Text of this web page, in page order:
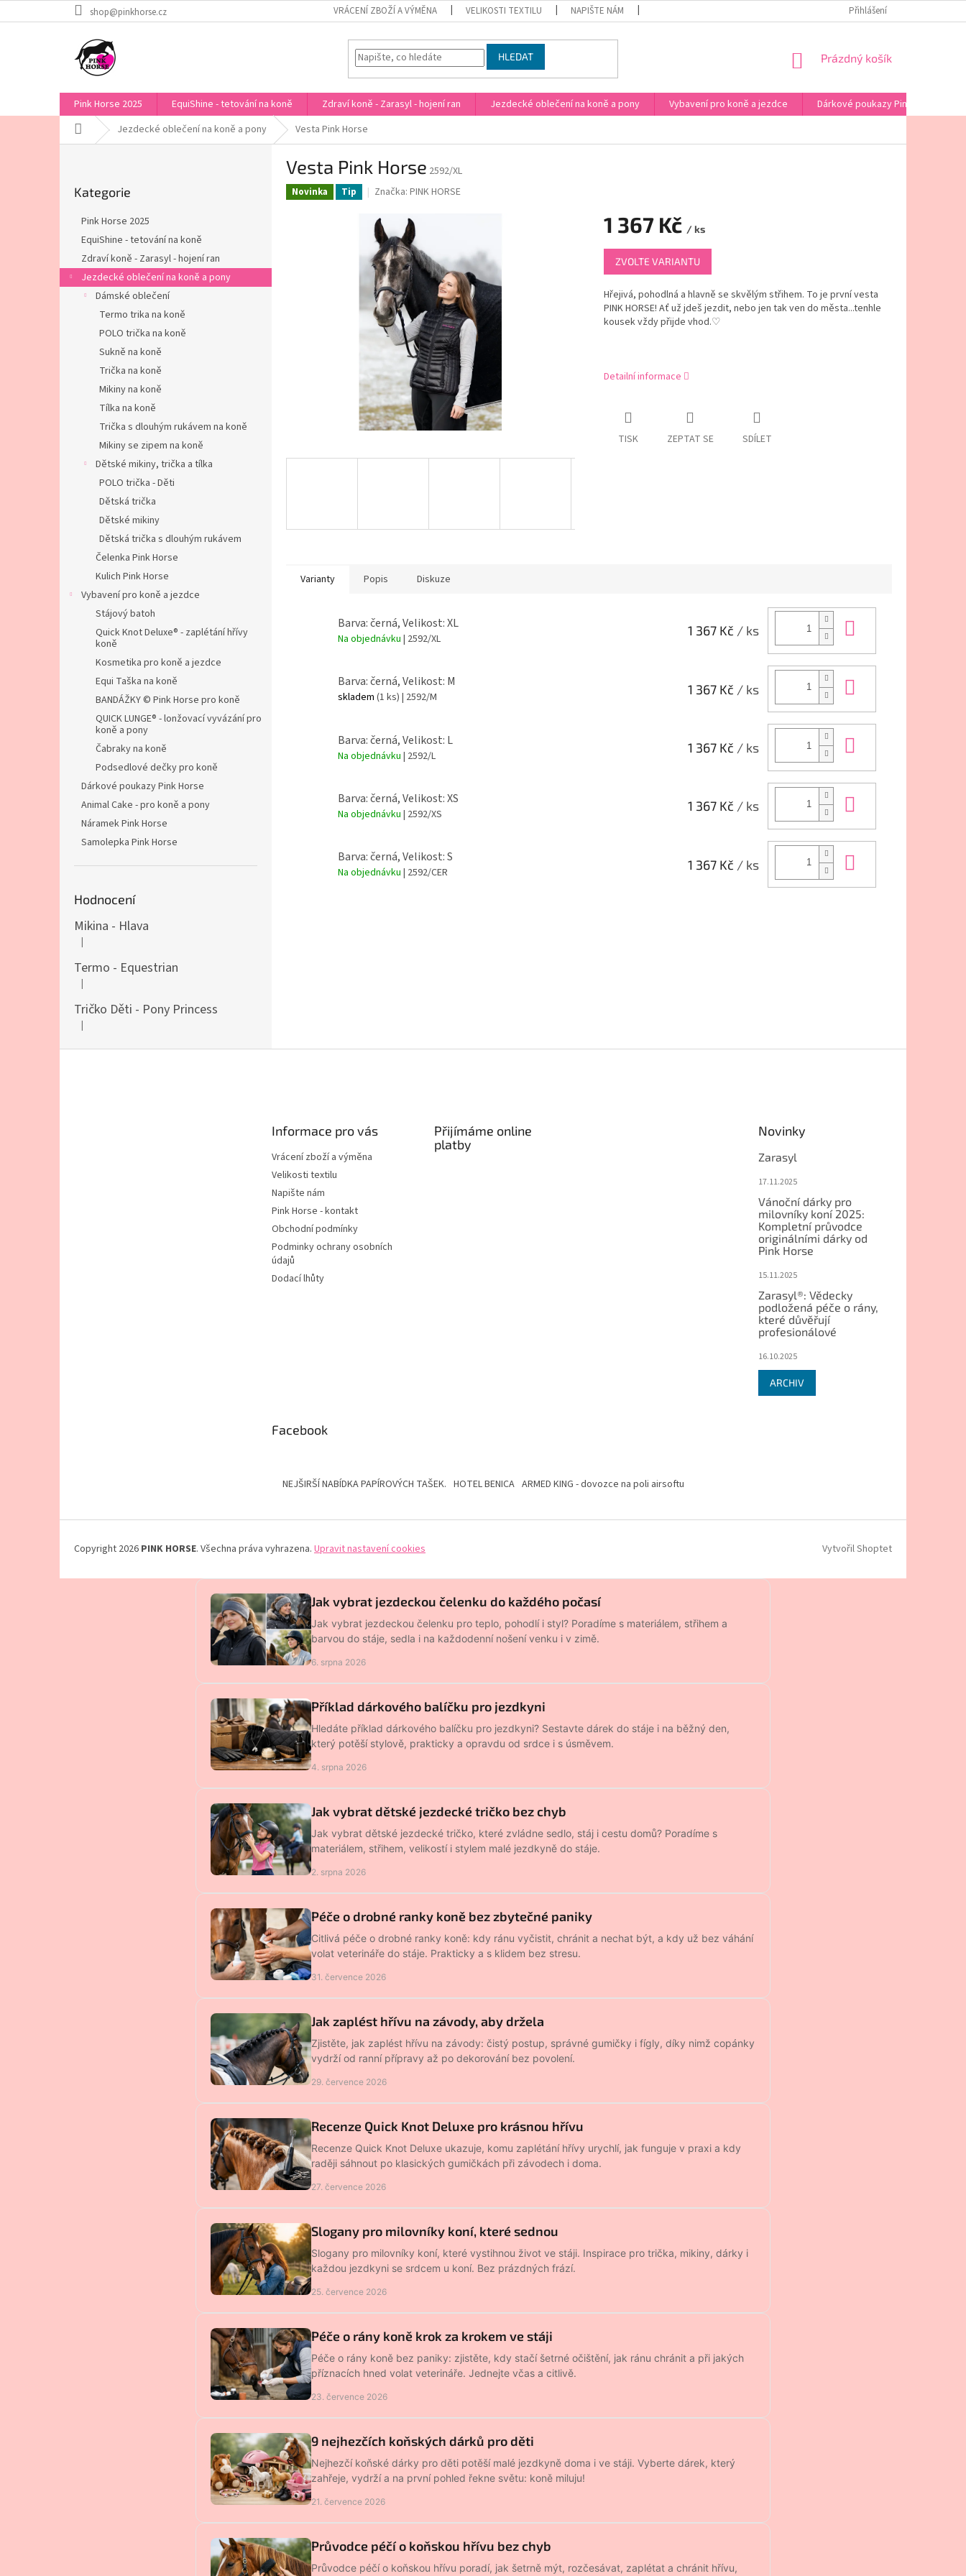
na
shop@pinkhorse.cz VRÁCENÍ ZBOŽÍ A VÝMĚNA VELIKOSTI TEXTILU NAPIŠTE NÁM OBCHODNÍ PODMÍNKYPřihlášení
HLEDAT
NÁKUPNÍ
Prázdný košík
Pink Horse 2025 EquiShine - tetování na koně Zdraví koně - Zarasyl - hojení ran Jezdecké oblečení na koně a pony Vybavení pro koně a jezdce
Dárkové poukazy Pink Horse
Domů Jezdecké oblečení na koně a pony Vesta Pink Horse
kategorie
Kategorie
Pink Horse 2025
EquiShine - tetování na koně
Zdraví koně - Zarasyl - hojení ran
Jezdecké oblečení na koně a pony
Dámské oblečení
Termo trika na koně
POLO trička na koně
Sukně na koně
Trička na koně
Mikiny na koně
Tílka na koně
Trička s dlouhým rukávem na koně
Mikiny se zipem na koně
Dětské mikiny, trička a tílka
POLO trička - Děti
Dětská trička
Dětské mikiny
Dětská trička s dlouhým rukávem
Čelenka Pink Horse
Kulich Pink Horse
Vybavení pro koně a jezdce
Stájový batoh
Quick Knot Deluxe® - zaplétání hřívy
koně
Kosmetika pro koně a jezdce
Equi Taška na koně
BANDÁŽKY © Pink Horse pro koně
QUICK LUNGE® - lonžovací vyvázání pro
koně a pony
Čabraky na koně
Podsedlové dečky pro koně
Dárkové poukazy Pink Horse
Animal Cake - pro koně a pony
Náramek Pink Horse
Samolepka Pink Horse
Hodnocení
Mikina - Hlava
Hodnocení produktu je 4 z 5 hvězdiček.
|
Termo - Equestrian
Hodnocení produktu je 5 z 5 hvězdiček.
|
Tričko Děti - Pony Princess
Hodnocení produktu je 5 z 5 hvězdiček.
|
Vesta Pink Horse 2592/XL
Novinka Tip Značka: PINK HORSE
1 367 Kč / ks
Měrná
cena:
ZVOLTE VARIANTU
Hřejivá, pohodlná a hlavně se skvělým střihem. To je první vesta
PINK HORSE! Ať už jdeš jezdit, nebo jen tak ven do města...tenhle
kousek vždy přijde vhod.♡
Detailní informace
TISK ZEPTAT SE SDÍLET
Varianty Popis Diskuze
Barva: černá, Velikost: XL
Na objednávku | 2592/XL
1 367 Kč / ks
Barva: černá, Velikost: M
skladem (1 ks) | 2592/M
1 367 Kč / ks
Barva: černá, Velikost: L
Na objednávku | 2592/L
1 367 Kč / ks
Barva: černá, Velikost: XS
Na objednávku | 2592/XS
1 367 Kč / ks
Barva: černá, Velikost: S
Na objednávku | 2592/CER
1 367 Kč / ks
Informace pro vás
Vrácení zboží a výměna
Velikosti textilu
Napište nám
Pink Horse - kontakt
Obchodní podmínky
Podminky ochrany osobních
údajů
Dodací lhůty
Přijímáme online
platby
Novinky
Zarasyl
17.11.2025
Vánoční dárky pro
milovníky koní 2025:
Kompletní průvodce
originálními dárky od
Pink Horse
15.11.2025
Zarasyl®: Vědecky
podložená péče o rány,
které důvěřují
profesionálové
16.10.2025
ARCHIV
Facebook
NEJŠIRŠÍ NABÍDKA PAPÍROVÝCH TAŠEK. HOTEL BENICA ARMED KING - dovozce na poli airsoftu
Vytvořil Shoptet
Copyright 2026 PINK HORSE. Všechna práva vyhrazena. Upravit nastavení cookies
Jak vybrat jezdeckou čelenku do každého počasí
Jak vybrat jezdeckou čelenku pro teplo, pohodlí i styl? Poradíme s materiálem, střihem a
barvou do stáje, sedla i na každodenní nošení venku i v zimě.
6. srpna 2026
Příklad dárkového balíčku pro jezdkyni
Hledáte příklad dárkového balíčku pro jezdkyni? Sestavte dárek do stáje i na běžný den,
který potěší stylově, prakticky a opravdu od srdce i s úsměvem.
4. srpna 2026
Jak vybrat dětské jezdecké tričko bez chyb
Jak vybrat dětské jezdecké tričko, které zvládne sedlo, stáj i cestu domů? Poradíme s
materiálem, střihem, velikostí i stylem malé jezdkyně do stáje.
2. srpna 2026
Péče o drobné ranky koně bez zbytečné paniky
Citlivá péče o drobné ranky koně: kdy ránu vyčistit, chránit a nechat být, a kdy už bez váhání
volat veterináře do stáje. Prakticky a s klidem bez stresu.
31. července 2026
Jak zaplést hřívu na závody, aby držela
Zjistěte, jak zaplést hřívu na závody: čistý postup, správné gumičky i fígly, díky nimž copánky
vydrží od ranní přípravy až po dekorování bez povolení.
29. července 2026
Recenze Quick Knot Deluxe pro krásnou hřívu
Recenze Quick Knot Deluxe ukazuje, komu zaplétání hřívy urychlí, jak funguje v praxi a kdy
raději sáhnout po klasických gumičkách při závodech i doma.
27. července 2026
Slogany pro milovníky koní, které sednou
Slogany pro milovníky koní, které vystihnou život ve stáji. Inspirace pro trička, mikiny, dárky i
každou jezdkyni se srdcem u koní. Bez prázdných frází.
25. července 2026
Péče o rány koně krok za krokem ve stáji
Péče o rány koně bez paniky: zjistěte, kdy stačí šetrné očištění, jak ránu chránit a při jakých
příznacích hned volat veterináře. Jednejte včas a citlivě.
23. července 2026
9 nejhezčích koňských dárků pro děti
Nejhezčí koňské dárky pro děti potěší malé jezdkyně doma i ve stáji. Vyberte dárek, který
zahřeje, vydrží a na první pohled řekne světu: koně miluju!
21. července 2026
Průvodce péčí o koňskou hřívu bez chyb
Průvodce péčí o koňskou hřívu poradí, jak šetrně mýt, rozčesávat, zaplétat a chránit hřívu,